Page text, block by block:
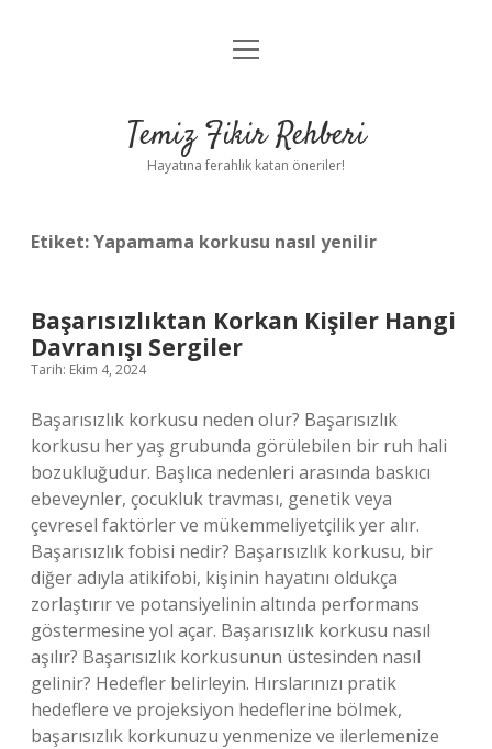
Anasayfa
Yasal Uyarı
menüyü
Temiz Fikir Rehberi
Hayatına ferahlık katan öneriler!
Etiket:Yapamama korkusu nasıl yenilir
Başarısızlıktan Korkan Kişiler Hangi
Davranışı Sergiler
Tarih: Ekim 4, 2024
Başarısızlık korkusu neden olur? Başarısızlık
korkusu her yaş grubunda görülebilen bir ruh hali
bozukluğudur. Başlıca nedenleri arasında baskıcı
ebeveynler, çocukluk travması, genetik veya
çevresel faktörler ve mükemmeliyetçilik yer alır.
Başarısızlık fobisi nedir? Başarısızlık korkusu, bir
diğer adıyla atikifobi, kişinin hayatını oldukça
zorlaştırır ve potansiyelinin altında performans
göstermesine yol açar. Başarısızlık korkusu nasıl
aşılır? Başarısızlık korkusunun üstesinden nasıl
gelinir? Hedefler belirleyin. Hırslarınızı pratik
hedeflere ve projeksiyon hedeflerine bölmek,
başarısızlık korkunuzu yenmenize ve ilerlemenize